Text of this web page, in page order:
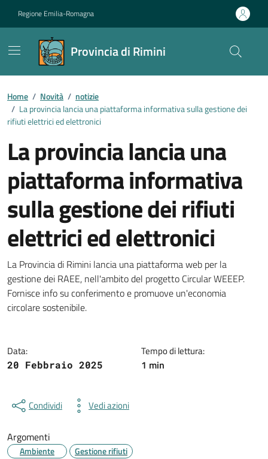
Regione Emilia-Romagna
Provincia di Rimini
Contenuti in evidenza
Home / Novità / notizie
/ La provincia lancia una piattaforma informativa sulla gestione dei
rifiuti elettrici ed elettronici
La provincia lancia una
piattaforma informativa
sulla gestione dei rifiuti
elettrici ed elettronici
Dettagli della notizia
La Provincia di Rimini lancia una piattaforma web per la
gestione dei RAEE, nell'ambito del progetto Circular WEEEP.
Fornisce info su conferimento e promuove un'economia
circolare sostenibile.
Data:
20 Febbraio 2025
Tempo di lettura:
1 min
Condividi Vedi azioni
Argomenti
Ambiente Gestione rifiuti